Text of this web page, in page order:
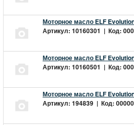
Моторное масло ELF
Артикул: 10160301 | Код:
Моторное масло ELF
Артикул: 10160501 | Код:
Моторное масло ELF
Артикул: 194839 | Код: